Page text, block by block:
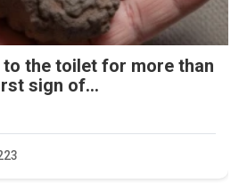
to the toilet for more than
sign of...